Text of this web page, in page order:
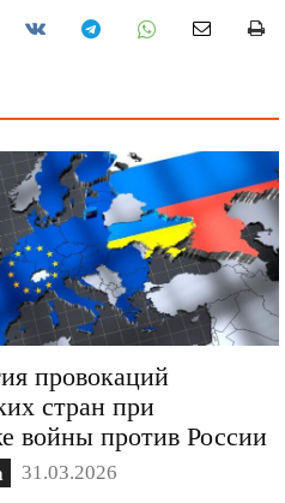
провокаций
стран при
войны против России
31.03.2026